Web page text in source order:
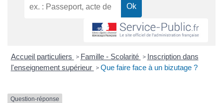
Accueil particuliers > Famille - Scolarité > Inscription dans
l'enseignement supérieur > Que faire face à un bizutage ?
Question-réponse